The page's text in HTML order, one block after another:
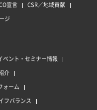
宣言
CSR／地域貢献
ジ
ベント・セミナー情報
介
ォーム
フバランス